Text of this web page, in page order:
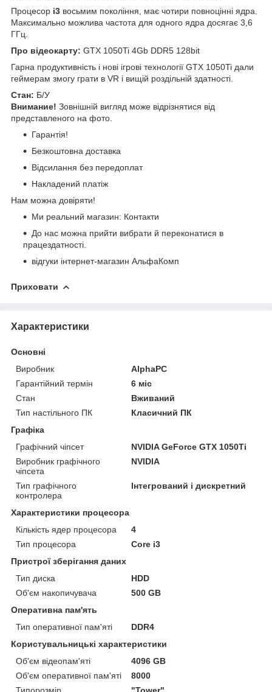
Процесор i3 восьмим покоління, має чотири повноцінні ядра.
Максимально можлива частота для одного ядра досягає 3,6
ГГц.
Про відеокарту: GTX 1050Ti 4Gb DDR5 128bit
Гарна продуктивність і нові ігрові технології GTX 1050Ti дали
геймерам змогу грати в VR і вищій роздільній здатності.
Стан: Б/У
Внимание! Зовнішній вигляд може відрізнятися від
представленого на фото.
Гарантія!
Безкоштовна доставка
Відсилання без передоплат
Накладений платіж
Нам можна довіряти!
Ми реальний магазин: Контакти
До нас можна прийти вибрати й переконатися в
працездатності.
відгуки інтернет-магазин АльфаКомп
Приховати
Характеристики
Основні
Виробник
AlphaPC
Гарантійний термін
6 міс
Стан
Вживаний
Тип настільного ПК
Класичний ПК
Графіка
Графічний чіпсет
NVIDIA GeForce GTX 1050Ti
Виробник графічного
чіпсета
NVIDIA
Тип графічного
контролера
Інтегрований і дискретний
Характеристики процесора
Кількість ядер процесора
4
Тип процесора
Core i3
Пристрої зберігання даних
Тип диска
HDD
Об'єм накопичувача
500 GB
Оперативна пам'ять
Тип оперативної пам'яті
DDR4
Користувальницькі характеристики
Об'єм відеопам'яті
4096 GB
Об'єм оперативної пам'яті
8000